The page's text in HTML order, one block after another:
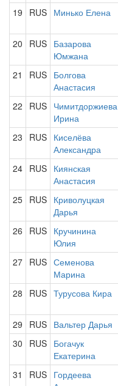
19 RUS Минько Елена
20 RUS Базарова
Юмжана
21 RUS Болгова
Анастасия
22 RUS Чимитдоржиева
Ирина
23 RUS Киселёва
Александра
24 RUS Киянская
Анастасия
25 RUS Криволуцкая
Дарья
26 RUS Кручинина
Юлия
27 RUS Семенова
Марина
28 RUS Турусова Кира
29 RUS Вальтер Дарья
30
RUS Богачук
Екатерина
31 RUS Гордеева